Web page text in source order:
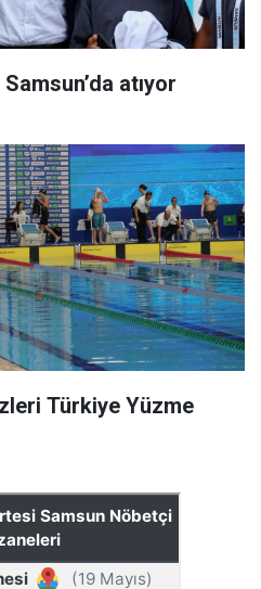
atıyor
Türkiye Yüzme